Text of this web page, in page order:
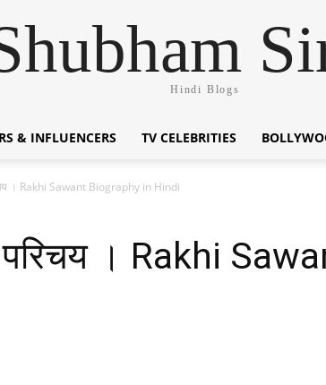
Hindi Blogs
& INFLUENCERS TV CELEBRITIES
। Rakhi Sawant Biography in Hindi
परिचय । Rakhi